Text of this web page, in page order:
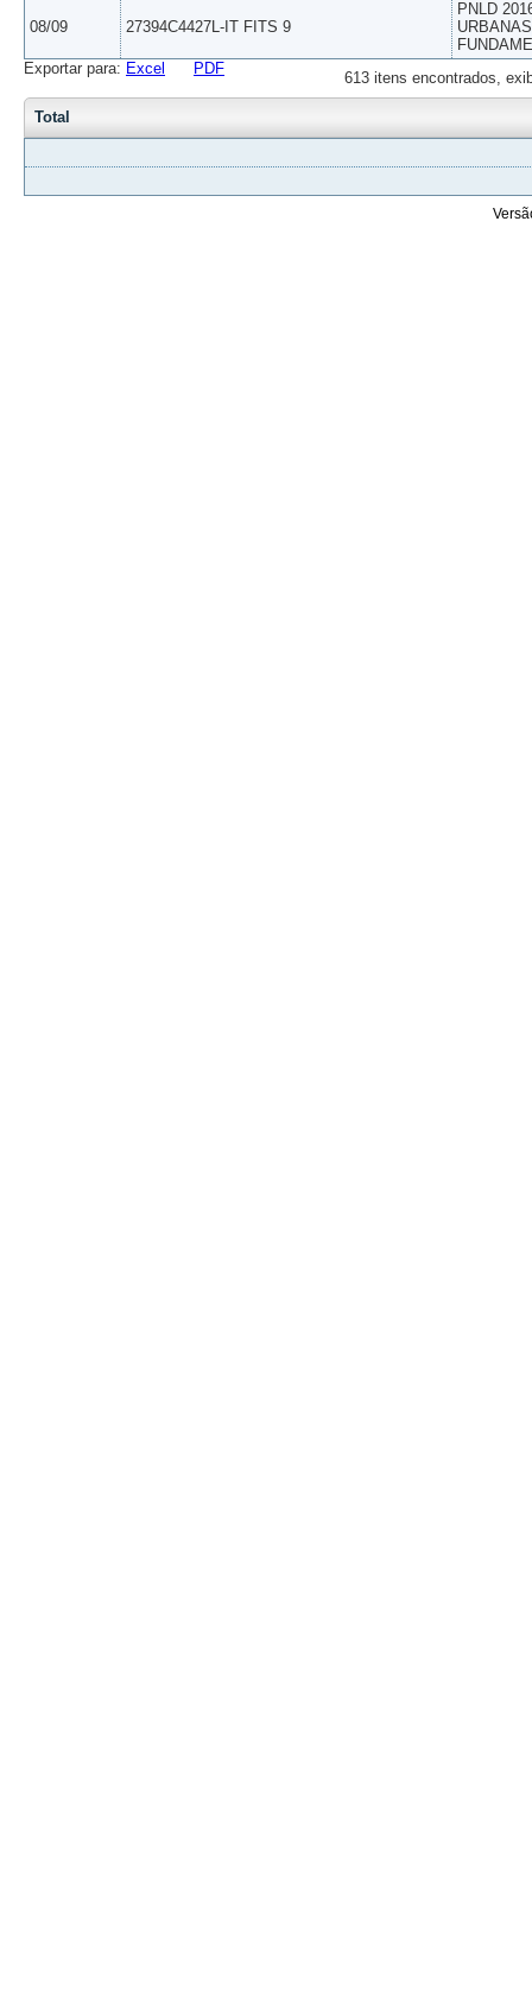
08/09 27394C4427L-IT FITS 9
PNLD
613 itens encontrados,
Exportar para: Excel PDF
Total